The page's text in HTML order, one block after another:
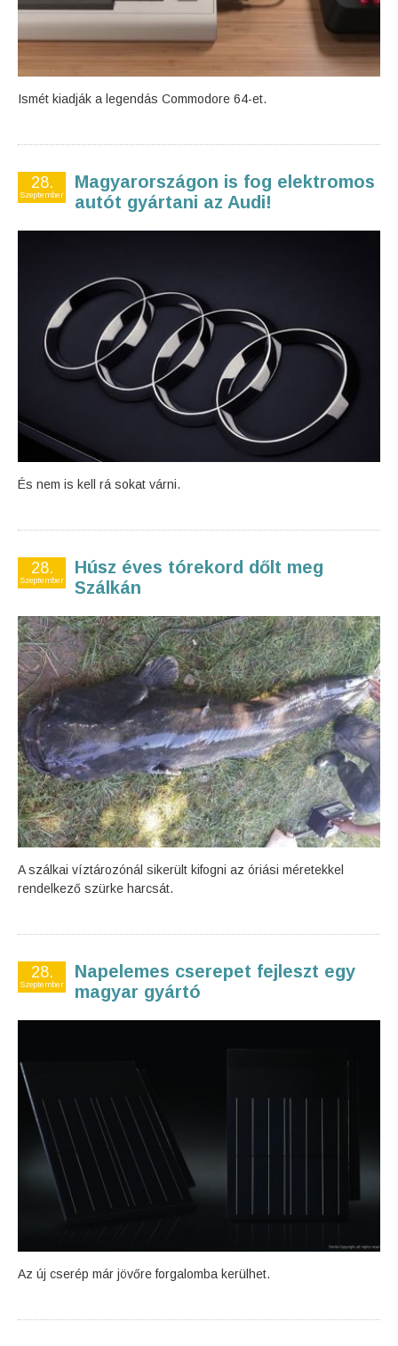
Ismét kiadják a legendás Commodore 64-et.
28.
Szeptember
Magyarországon is fog elektromos
autót gyártani az Audi!
És nem is kell rá sokat várni.
28.
Szeptember
Húsz éves tórekord dőlt meg
Szálkán
A szálkai víztározónál sikerült kifogni az óriási méretekkel
rendelkező szürke harcsát.
28.
Szeptember
Napelemes cserepet fejleszt egy
magyar gyártó
Az új cserép már jövőre forgalomba kerülhet.